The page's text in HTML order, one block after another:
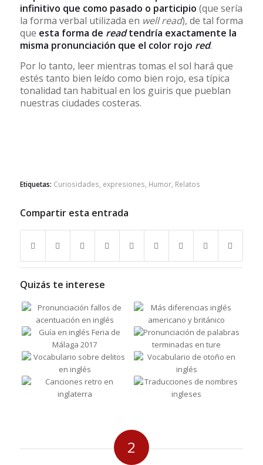
infinitivo que como pasado o participio (que sería
la forma verbal utilizada en well read), de tal forma
que esta forma de readtendría exactamente la
misma pronunciación que el color rojo red.
Por lo tanto, leer mientras tomas el sol hará que
estés tanto bien leído como bien rojo, esa típica
tonalidad tan habitual en los guiris que pueblan
nuestras ciudades costeras.
Etiquetas: Curiosidades expresiones Humor, Relatos
Compartir esta entrada
Quizás te interese
2